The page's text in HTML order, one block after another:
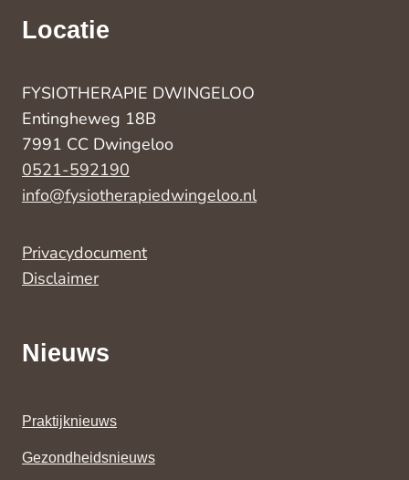
Locatie
FYSIOTHERAPIE DWINGELOO
Entingheweg 18B
7991 CC Dwingeloo
0521-592190
info@fysiotherapiedwingeloo.nl
Privacydocument
Disclaimer
Nieuws
Praktijknieuws
Gezondheidsnieuws